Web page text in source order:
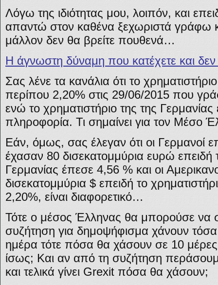
Λόγω της ιδιότητας μου, λοιπόν, και
απαντώ στον καθένα ξεχωριστά γράφω
μάλλον δεν θα βρείτε πουθενά…
Η άγνωστη δύναμη που κατέχετε και δεν
Σας λένε τα κανάλια ότι το
περίπου 2,20% στις 29/06/2015 που
ενώ το χρηματιστήριο της της
πληροφορία. Τι σημαίνει για τον Μέσο
Εάν, όμως, σας έλεγαν ότι οι Γερμανοί
έχασαν 80 δισεκατομμύρια ευρώ επειδή
Γερμανίας έπεσε 4,56 % και οι
δισεκατομμύρια $ επειδή το
2,20%, είναι διαφορετικό…
Τότε ο μέσος Έλληνας θα μπορούσε να
συζήτηση για δημοψήφισμα χάνουν
ημέρα τότε πόσα θα χάσουν σε 10
ίσως; Και αν από τη συζήτηση
και τελικά γίνει Grexit πόσα θα χάσουν;